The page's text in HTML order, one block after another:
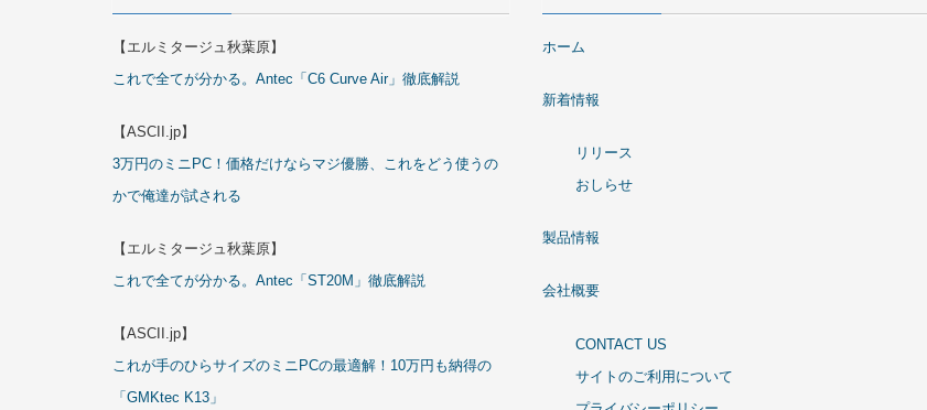
【エルミタージュ秋葉原】
これで全てが分かる。Antec「C6 Curve Air」徹底解説
【ASCII.jp】
3万円のミニPC！価格だけならマジ優勝、これをどう使うの
かで俺達が試される
【エルミタージュ秋葉原】
これで全てが分かる。Antec「ST20M」徹底解説
【ASCII.jp】
これが手のひらサイズのミニPCの最適解！10万円も納得の
「GMKtec K13」
ホーム
新着情報
リリース
おしらせ
製品情報
会社概要
CONTACT US
サイトのご利用について